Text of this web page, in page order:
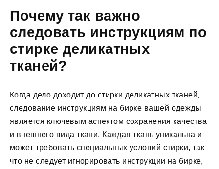
Почему так важно
следовать инструкциям по
стирке деликатных
тканей?
Когда дело доходит до стирки деликатных тканей,
следование инструкциям на бирке вашей одежды
является ключевым аспектом сохранения качества
и внешнего вида ткани. Каждая ткань уникальна и
может требовать специальных условий стирки, так
что не следует игнорировать инструкции на бирке,